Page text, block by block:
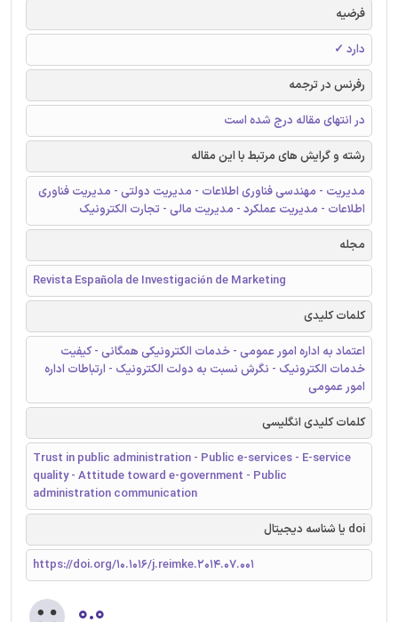
فرضیه
دارد ✓
رفرنس در ترجمه
در انتهای مقاله درج شده است
رشته و گرایش های مرتبط با این مقاله
مدیریت - مهندسی فناوری اطلاعات - مدیریت دولتی - مدیریت فناوری
اطلاعات - مدیریت عملکرد - مدیریت مالی - تجارت الکترونیک
مجله
Revista Española de Investigación de Marketing
کلمات کلیدی
اعتماد به اداره امور عمومی - خدمات الکترونیکی همگانی - کیفیت
خدمات الکترونیک - نگرش نسبت به دولت الکترونیک - ارتباطات اداره
امور عمومی
کلمات کلیدی انگلیسی
Trust in public administration - Public e-services - E-service
quality - Attitude toward e-government - Public
administration communication
doi یا شناسه دیجیتال
https://doi.org/10.1016/j.reimke.2014.07.001
۰.۰